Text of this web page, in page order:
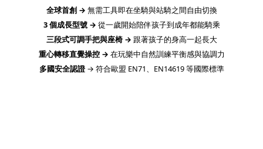
全球首創 → 無需工具即在坐騎與站騎之間自由切換
3 個成長型號 → 從一歲開始陪伴孩子到成年都能騎乘
三段式可調手把與座椅 → 跟著孩子的身高一起長大
重心轉移直覺操控 → 在玩樂中自然訓練平衡感與協調力
多國安全認證→ 符合歐盟 EN71、EN14619 等國際標準